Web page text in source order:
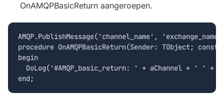
OnAMQPBasicReturn aangeroepen.
AMQP.PublishMessage('channel_name',
procedure OnAMQPBasicReturn(Sender: TObject;
begin
DoLog('#AMQP_basic_return: ' + aChannel + ' ' +